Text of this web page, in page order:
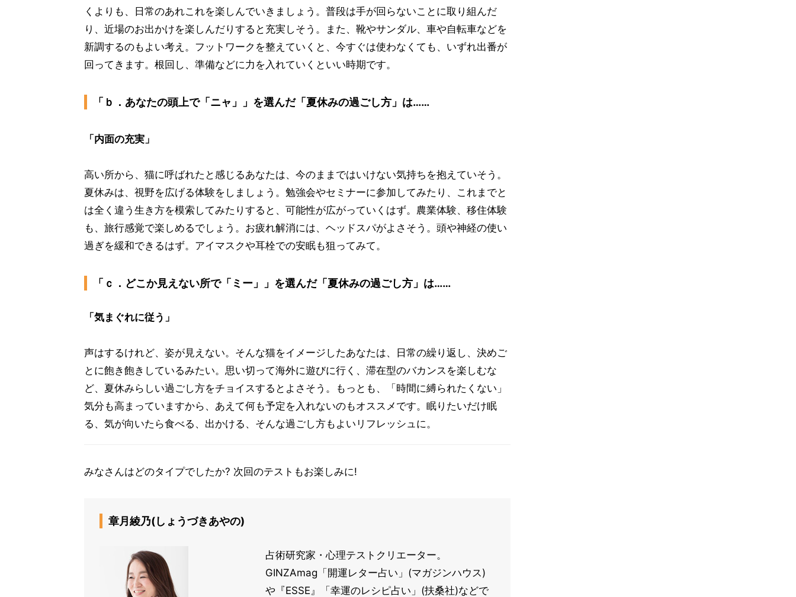
くよりも、日常のあれこれを楽しんでいきましょう。普段は手が回らないことに取り組んだ
り、近場のお出かけを楽しんだりすると充実しそう。また、靴やサンダル、車や自転車などを
新調するのもよい考え。フットワークを整えていくと、今すぐは使わなくても、いずれ出番が
回ってきます。根回し、準備などに力を入れていくといい時期です。
「ｂ．あなたの頭上で「ニャ」」を選んだ「夏休みの過ごし方」は……
「内面の充実」
高い所から、猫に呼ばれたと感じるあなたは、今のままではいけない気持ちを抱えていそう。
夏休みは、視野を広げる体験をしましょう。勉強会やセミナーに参加してみたり、これまでと
は全く違う生き方を模索してみたりすると、可能性が広がっていくはず。農業体験、移住体験
も、旅行感覚で楽しめるでしょう。お疲れ解消には、ヘッドスパがよさそう。頭や神経の使い
過ぎを緩和できるはず。アイマスクや耳栓での安眠も狙ってみて。
「ｃ．どこか見えない所で「ミー」」を選んだ「夏休みの過ごし方」は……
「気まぐれに従う」
声はするけれど、姿が見えない。そんな猫をイメージしたあなたは、日常の繰り返し、決めご
とに飽き飽きしているみたい。思い切って海外に遊びに行く、滞在型のバカンスを楽しむな
ど、夏休みらしい過ごし方をチョイスするとよさそう。もっとも、「時間に縛られたくない」
気分も高まっていますから、あえて何も予定を入れないのもオススメです。眠りたいだけ眠
る、気が向いたら食べる、出かける、そんな過ごし方もよいリフレッシュに。
みなさんはどのタイプでしたか? 次回のテストもお楽しみに!
章月綾乃(しょうづきあやの)
占術研究家・心理テストクリエーター。
GINZAmag「開運レター占い」(マガジンハウス)
や『ESSE』「幸運のレシピ占い」(扶桑社)などで